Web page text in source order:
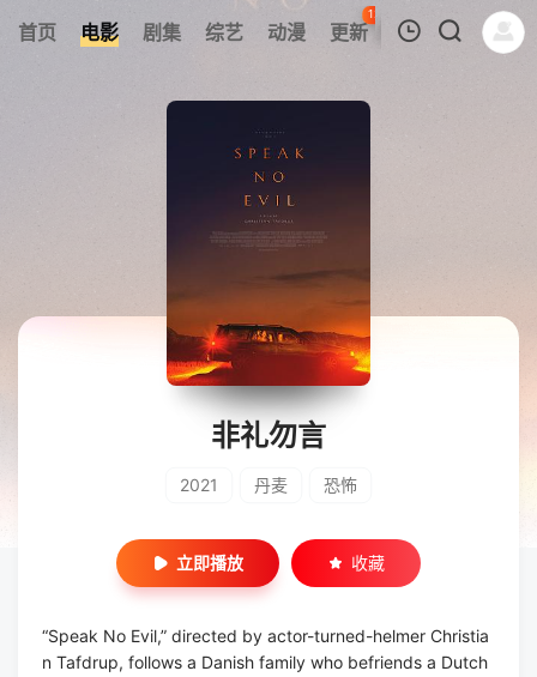
首页 电影 剧集 综艺 动漫 更新
121
热榜 APP
暂无观看影片的记录
非礼勿言
2021 丹麦 恐怖
立即播放 收藏
“Speak No Evil,” directed by actor-turned-helmer Christia
n Tafdrup, follows a Danish family who befriends a Dutch